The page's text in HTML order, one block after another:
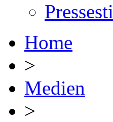
Home
>
Medien
>